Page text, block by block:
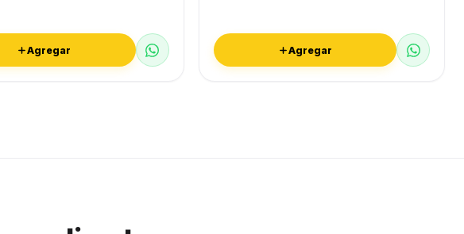
Agregar Agregar